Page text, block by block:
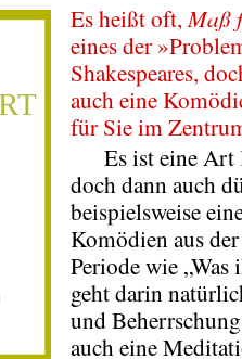
Es heißt oft, Maß
eines der
Shakespeares,
auch eine
für Sie im
Es ist eine Art
doch dann auch
beispielsweise
Komödien aus
Periode wie
geht darin
und
auch eine